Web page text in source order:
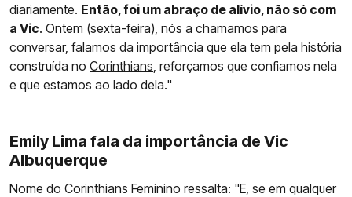
diariamente. Então, foi um abraço de alívio, não só com
a Vic. Ontem (sexta-feira), nós a chamamos para
conversar, falamos da importância que ela tem pela história
construída no Corinthians , reforçamos que confiamos nela
e que estamos ao lado dela."
Emily Lima fala da importância de Vic
Albuquerque
Nome do Corinthians Feminino ressalta: "E, se em qualquer